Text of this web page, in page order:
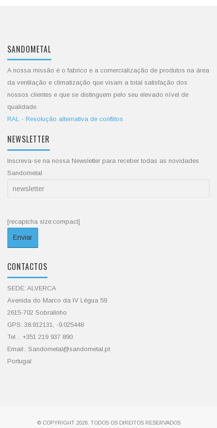
SANDOMETAL
A nossa missão é o fabrico e a comercialização de produtos na área
da ventilação e climatização que visam a total satisfação dos
nossos clientes e que se distinguem pelo seu elevado nível de
qualidade.
RAL - Resolução alternativa de conflitos
NEWSLETTER
Inscreva-se na nossa Newsletter para receber todas as novidades
Sandometal
[recaptcha size:compact]
CONTACTOS
SEDE: ALVERCA
Avenida do Marco da IV Légua 59
2615-702 Sobralinho
GPS: 38.912131, -9.025448
Tel :. +351 219 937 890
Email:. Sandometal@sandometal.pt
Portugal
© COPYRIGHT 2026. TODOS OS DIREITOS RESERVADOS